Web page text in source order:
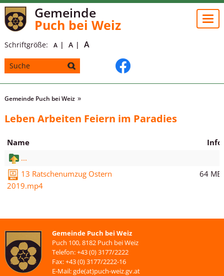
Gemeinde
Puch bei Weiz
Schriftgröße: A A A
Gemeinde Puch bei Weiz
Leben Arbeiten Feiern im Paradies
Name
Info
...
13 Ratschenumzug Ostern
2019.mp4
64 MB
Gemeinde Puch bei Weiz
Puch 100, 8182 Puch bei Weiz
Telefon: +43 (0) 3177/2222
Fax: +43 (0) 3177/2222-16
E-Mail: gde(at)puch-weiz.gv.at